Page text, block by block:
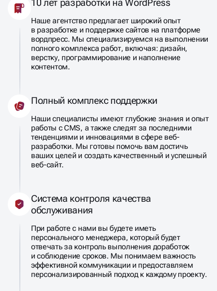
10 лет разработки на WordPress
Наше агентство предлагает широкий опыт
в разработке и поддержке сайтов на платформе
вордпресс. Мы специализируемся на выполнении
полного комплекса работ, включая: дизайн,
верстку, программирование и наполнение
контентом.
Полный комплекс поддержки
Наши специалисты имеют глубокие знания и опыт
работы с CMS, а также следят за последними
тенденциями и инновациями в сфере веб-
разработки. Мы готовы помочь вам достичь
ваших целей и создать качественный и успешный
веб-сайт.
Система контроля качества
обслуживания
При работе с нами вы будете иметь
персонального менеджера, который будет
отвечать за контроль выполнения доработок
и соблюдение сроков. Мы понимаем важность
эффективной коммуникации и предоставляем
персонализированный подход к каждому проекту.